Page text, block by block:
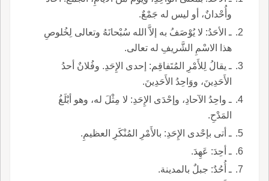
وأُحْدانٌ، أو ليس له جَمْعٌ.
ـ الأحَدُ: لا يُوْصَفُ به إلاَّ الله سُبْحانَهُ وتعالى لِخُلوصِ
هذا الاسْمِ الشَّريفِ له تعالى.
ـ يقالُ لِلأَمْرِ المُتَفاقِم: إحدى الإِحَدِ. وفُلانٌ أحدُ
الأَحَدِينَ، ووَاحِدُ الأَحَدِينَ.
ـ واحِدُ الآحادِ، وإحْدَى الإِحَدِ: لا مِثْلَ له، وهو أبْلَغُ
المَدْحِ.
ـ أتى بإحْدى الإِحَدِ: بالأَمْرِ المُنْكَرِ العظيمِ.
ـ أحِدَ: عَهِدَ.
ـ أُحُدٌ: جبلٌ بالمدينة.